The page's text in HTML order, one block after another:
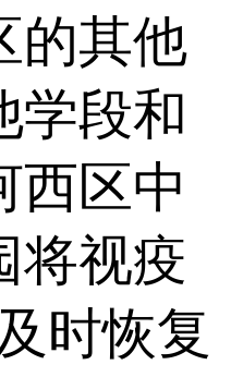
的其他
学段和
西区中
将视疫
时恢复